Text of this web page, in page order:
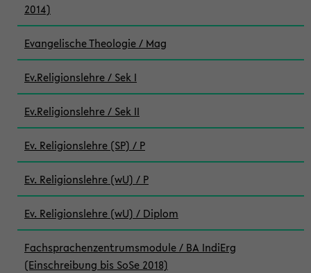
2014)
Evangelische Theologie / Mag
Ev.Religionslehre / Sek I
Ev.Religionslehre / Sek II
Ev. Religionslehre (SP) / P
Ev. Religionslehre (wU) / P
Ev. Religionslehre (wU) / Diplom
Fachsprachenzentrumsmodule / BA IndiErg
(Einschreibung bis SoSe 2018)